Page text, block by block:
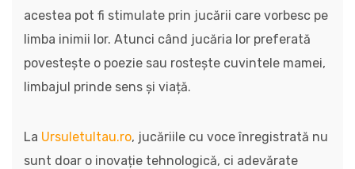
acestea pot fi stimulate prin jucării care vorbesc pe
limba inimii lor. Atunci când jucăria lor preferată
povestește o poezie sau rostește cuvintele mamei,
limbajul prinde sens și viață.
La Ursuletultau.ro, jucăriile cu voce înregistrată nu
sunt doar o inovație tehnologică, ci adevărate